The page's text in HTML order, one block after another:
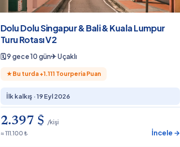
Dolu Dolu Singapur & Bali & Kuala Lumpur
Turu Rotası V2
🗓9 gece 10 gün✈Uçaklı
★ Bu turda +1.111 Tourperia Puan
İlk kalkış ·19 Eyl 2026
2.397 $ /kişi
≈ 111.100 ₺
İncele →